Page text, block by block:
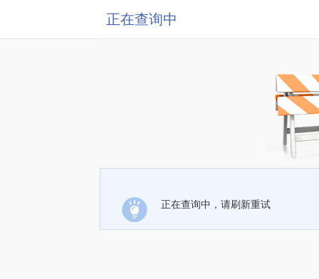
正在查询中
正在查询中，请刷新重试